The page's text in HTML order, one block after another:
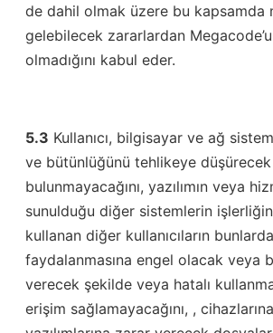
de dahil olmak üzere bu kapsamda
gelebilecek zararlardan
olmadığını kabul eder.
5.3 Kullanıcı, bilgisayar ve ağ
ve bütünlüğünü tehlikeye
bulunmayacağını, yazılımın veya
sunulduğu diğer sistemlerin
kullanan diğer kullanıcıların
faydalanmasına engel olacak veya
verecek şekilde veya hatalı
erişim sağlamayacağını, ,